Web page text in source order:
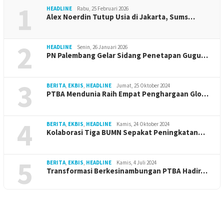
1 HEADLINE Rabu, 25 Februari 2026
Alex Noerdin Tutup Usia di Jakarta, Sums…
2 HEADLINE Senin, 26 Januari 2026
PN Palembang Gelar Sidang Penetapan Gugu…
3 BERITA, EKBIS, HEADLINE Jumat, 25 Oktober 2024
PTBA Mendunia Raih Empat Penghargaan Glo…
4 BERITA, EKBIS, HEADLINE Kamis, 24 Oktober 2024
Kolaborasi Tiga BUMN Sepakat Peningkatan…
5 BERITA, EKBIS, HEADLINE Kamis, 4 Juli 2024
Transformasi Berkesinambungan PTBA Hadir…